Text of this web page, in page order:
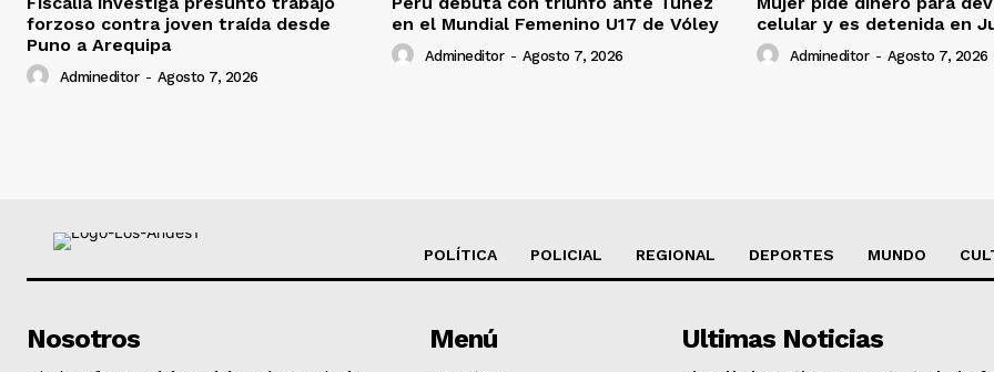
forzoso contra joven traída desde
Puno a Arequipa
Admineditor - Agosto 7, 2026
en el Mundial Femenino U17 de Vóley
Admineditor - Agosto 7, 2026
celular y es detenida en
Admineditor - Agosto 7, 2026
POLÍTICA POLICIAL REGIONAL DEPORTES MUNDO
Nosotros Menú Ultimas Noticias